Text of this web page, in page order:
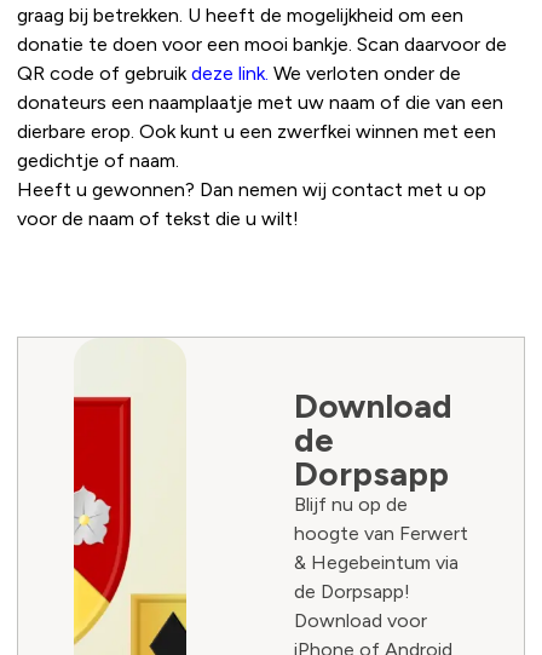
graag bij betrekken. U heeft de mogelijkheid om een
donatie te doen voor een mooi bankje. Scan daarvoor de
QR code of gebruikdeze link. We verloten onder de
donateurs een naamplaatje met uw naam of die van een
dierbare erop. Ook kunt u een zwerfkei winnen met een
gedichtje of naam.
Heeft u gewonnen? Dan nemen wij contact met u op
voor de naam of tekst die u wilt!
Download
de
Dorpsapp
Blijf nu op de
hoogte van Ferwert
& Hegebeintum via
de Dorpsapp!
Download voor
iPhone of Android